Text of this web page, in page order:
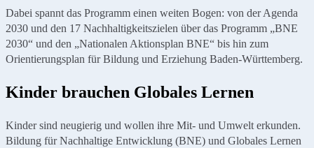
Dabei spannt das Programm einen weiten Bogen: von der Agenda
2030 und den 17 Nachhaltigkeitszielen über das Programm „BNE
2030“ und den „Nationalen Aktionsplan BNE“ bis hin zum
Orientierungsplan für Bildung und Erziehung Baden-Württemberg.
Kinder brauchen Globales Lernen
Kinder sind neugierig und wollen ihre Mit- und Umwelt erkunden.
Bildung für Nachhaltige Entwicklung (BNE) und Globales Lernen